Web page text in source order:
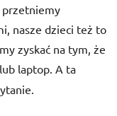
przetniemy
nasze dzieci też to
zyskać na tym, że
lub laptop. A ta